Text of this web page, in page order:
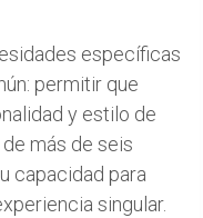
específicas
permitir que
y estilo de
más de seis
capacidad para
singular.